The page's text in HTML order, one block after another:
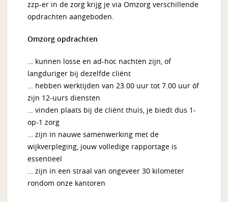
zzp-er in de zorg krijg je via Omzorg verschillende
opdrachten aangeboden.
Omzorg opdrachten
… kunnen losse en ad-hoc nachten zijn, of
langduriger bij dezelfde cliënt
… hebben werktijden van 23.00 uur tot 7.00 uur óf
zijn 12-uurs diensten
… vinden plaats bij de cliënt thuis, je biedt dus 1-
op-1 zorg
… zijn in nauwe samenwerking met de
wijkverpleging, jouw volledige rapportage is
essentieel
… zijn in een straal van ongeveer 30 kilometer
rondom onze kantoren